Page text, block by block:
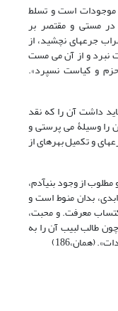
موجودات استوتسلط
در مستی و مقتصر بر
جرعه‏ای نچشید، از
نبردواز آن می مست
و کیاست نسپرد».
داشت آن را که نقد
را وسیلۀ می پرستیو
وتکمیل بهره‏ای از
مطلوب از وجود بنی‏آدم،
بدان منوط استو
معرفت.ومحبت،
طالب لبیب آن را به
(همان،186)